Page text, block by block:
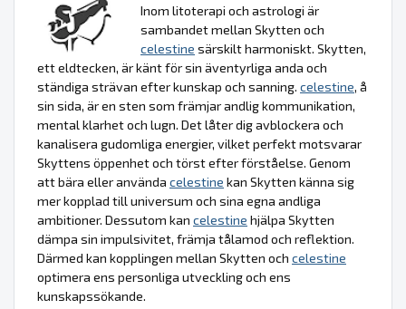
Inom litoterapi och astrologi är
sambandet mellan Skytten och
celestine särskilt harmoniskt. Skytten,
ett eldtecken, är känt för sin äventyrliga anda och
ständiga strävan efter kunskap och sanning. celestine, å
sin sida, är en sten som främjar andlig kommunikation,
mental klarhet och lugn. Det låter dig avblockera och
kanalisera gudomliga energier, vilket perfekt motsvarar
Skyttens öppenhet och törst efter förståelse. Genom
att bära eller använda celestine kan Skytten känna sig
mer kopplad till universum och sina egna andliga
ambitioner. Dessutom kan celestine hjälpa Skytten
dämpa sin impulsivitet, främja tålamod och reflektion.
Därmed kan kopplingen mellan Skytten och celestine
optimera ens personliga utveckling och ens
kunskapssökande.